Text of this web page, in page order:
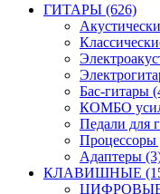
ГИТАРЫ (626)
Бас-гитары
КОМБО
Педали для
Процессоры
Адаптеры
КЛАВИШНЫЕ